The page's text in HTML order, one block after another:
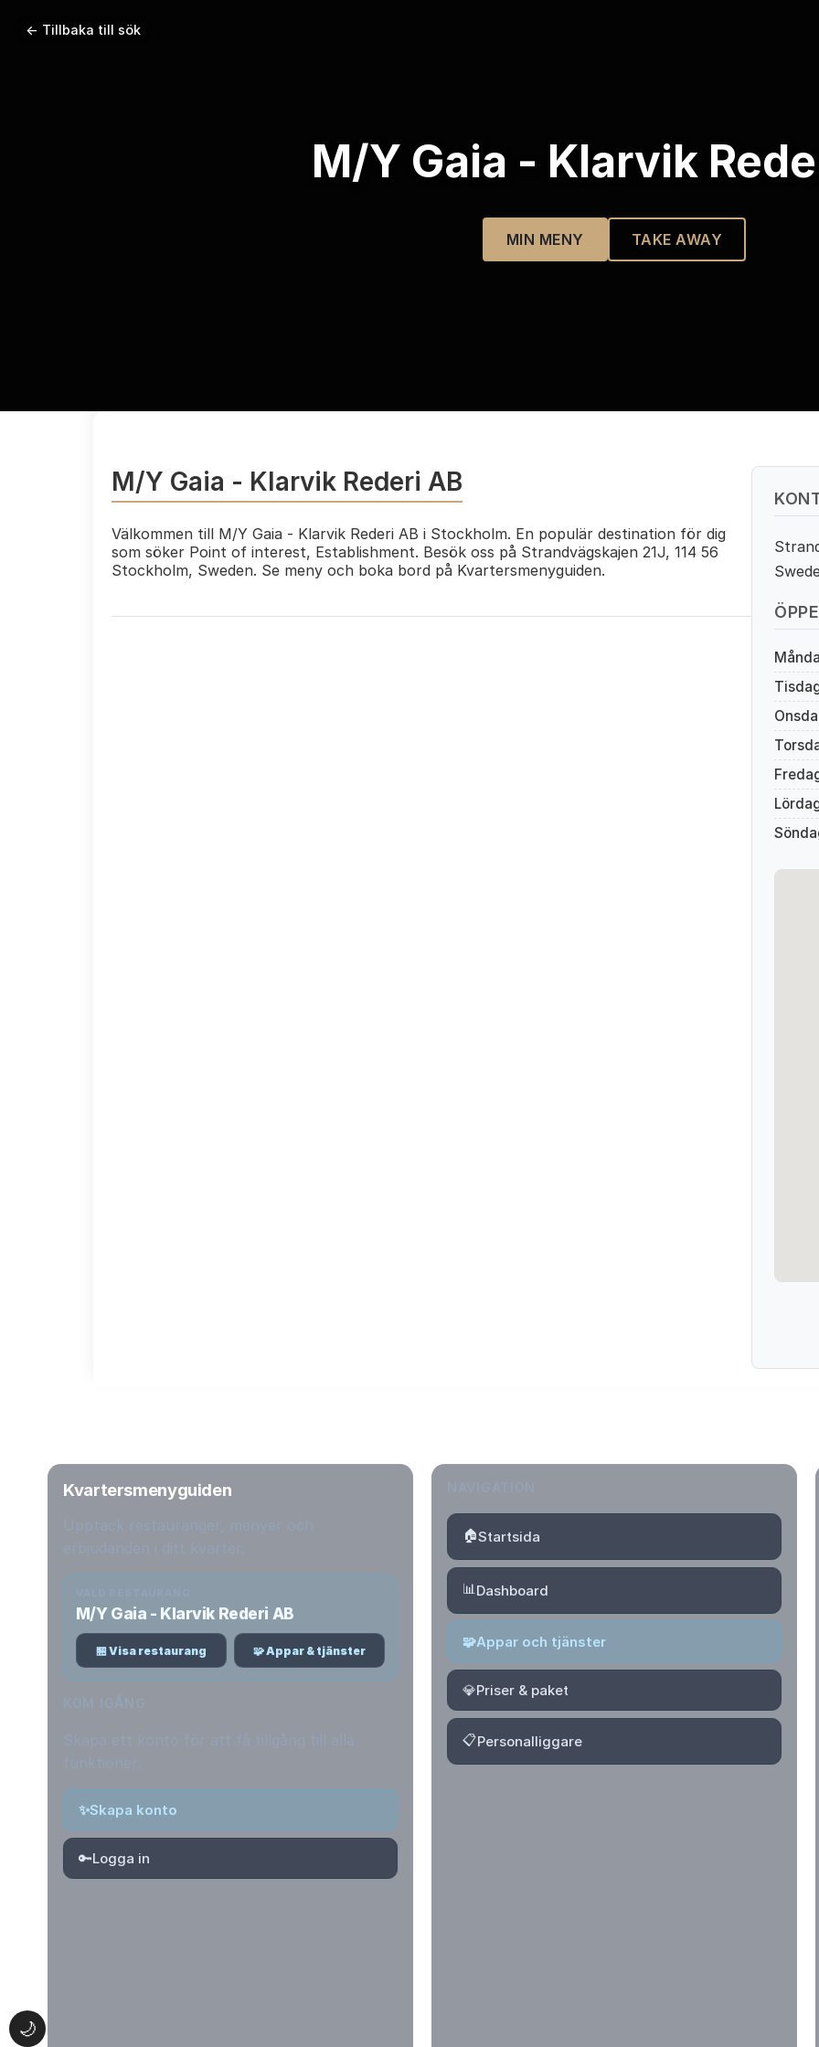
← Tillbaka till sök
M/Y Gaia - Klarvik
MIN MENY TAKE AWAY
M/Y Gaia - Klarvik Rederi AB
Välkommen till M/Y Gaia - Klarvik Rederi AB i Stockholm. En populär destination för dig
som söker Point of interest, Establishment. Besök oss på Strandvägskajen 21J, 114 56
Stockholm, Sweden. Se meny och boka bord på Kvartersmenyguiden.
🌙
Kvartersmenyguiden
M/Y Gaia - Klarvik Rederi AB
🏪 Visa restaurang 🧩 Appar & tjänster
✨Skapa konto
🔑Logga in
🏠Startsida
📊Dashboard
🧩Appar och tjänster
💎Priser & paket
📋Personalliggare